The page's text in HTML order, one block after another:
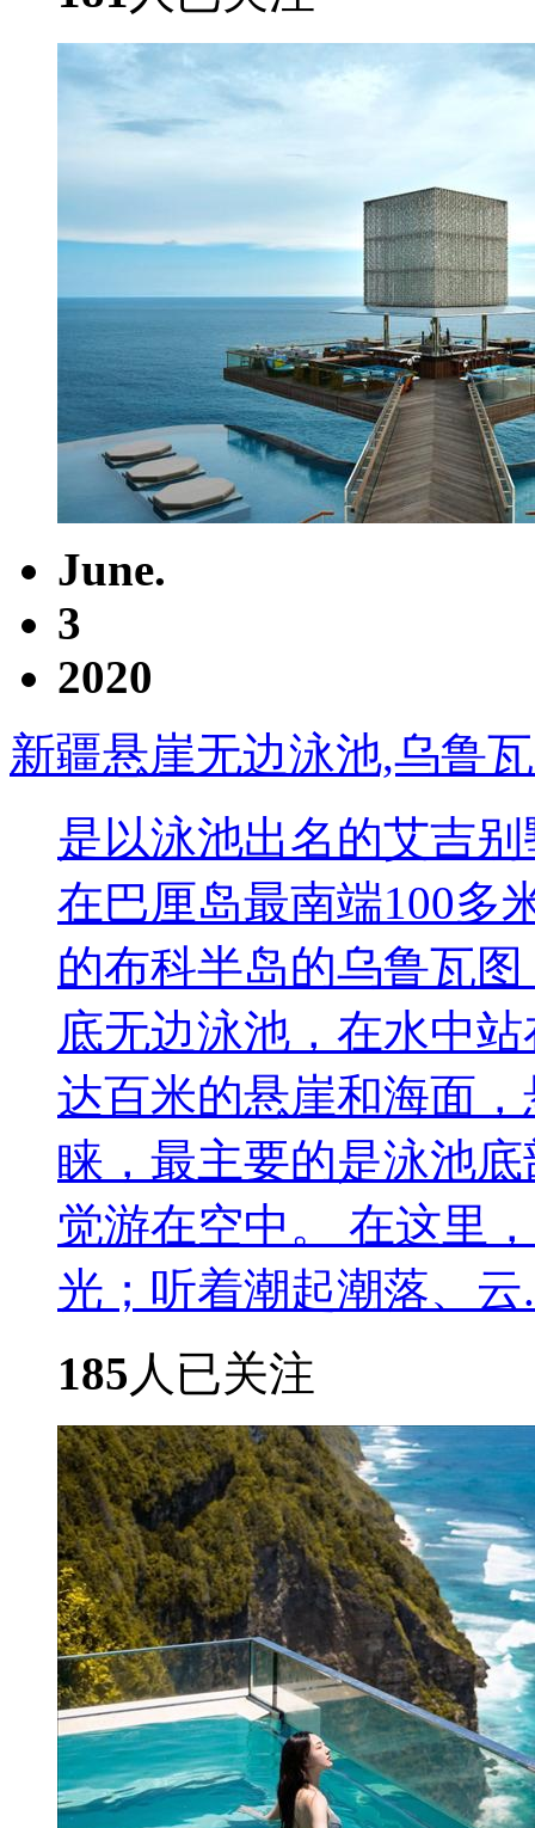
June.
3
2020
新疆悬崖无边泳池,乌鲁
是以泳池出名的艾吉
在巴厘岛最南端100多
的布科半岛的乌鲁瓦
底无边泳池，在水中
达百米的悬崖和海面
睐，最主要的是泳池
觉游在空中。 在这里
光；听着潮起潮落、云
185 人已关注